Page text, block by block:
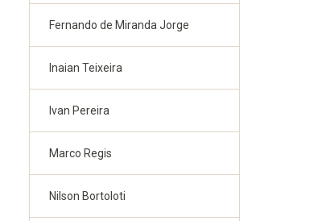
Fernando de Miranda Jorge
Inaian Teixeira
Ivan Pereira
Marco Regis
Nilson Bortoloti